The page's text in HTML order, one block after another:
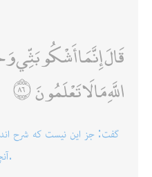
قَالَ إِنَّمَا أَشْكُو بَثِّي
اللَّهِ مَا لَا تَعْلَمُونَ
گفت: جز اين نيست كه شرح
آنچه من از خدا مى‌دانم شما نمى‌دانيد.